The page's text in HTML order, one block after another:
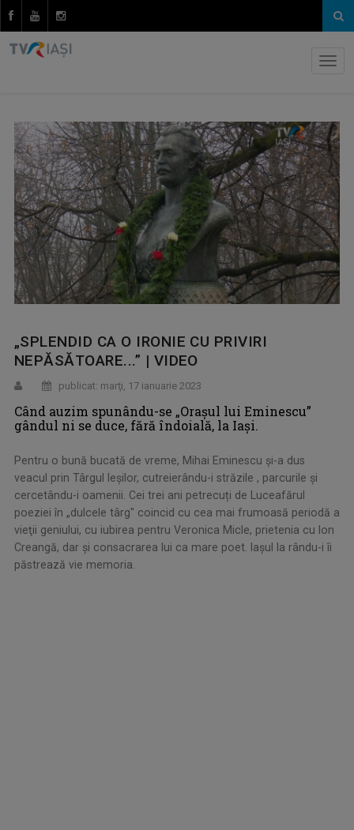
„SPLENDID CA O IRONIE CU PRIVIRI
NEPĂSĂTOARE...” | VIDEO
publicat: marţi, 17 ianuarie 2023
Când auzim spunându-se „Orașul lui Eminescu”
gândul ni se duce, fără îndoială, la Iaşi.
Pentru o bună bucată de vreme, Mihai Eminescu și-a dus
veacul prin Târgul Ieşilor, cutreierându-i străzile , parcurile şi
cercetându-i oamenii. Cei trei ani petrecuți de Luceafărul
poeziei în „dulcele târg" coincid cu cea mai frumoasă periodă a
vieţii geniului, cu iubirea pentru Veronica Micle, prietenia cu Ion
Creangă, dar şi consacrarea lui ca mare poet. Iaşul la rându-i îi
păstrează vie memoria.